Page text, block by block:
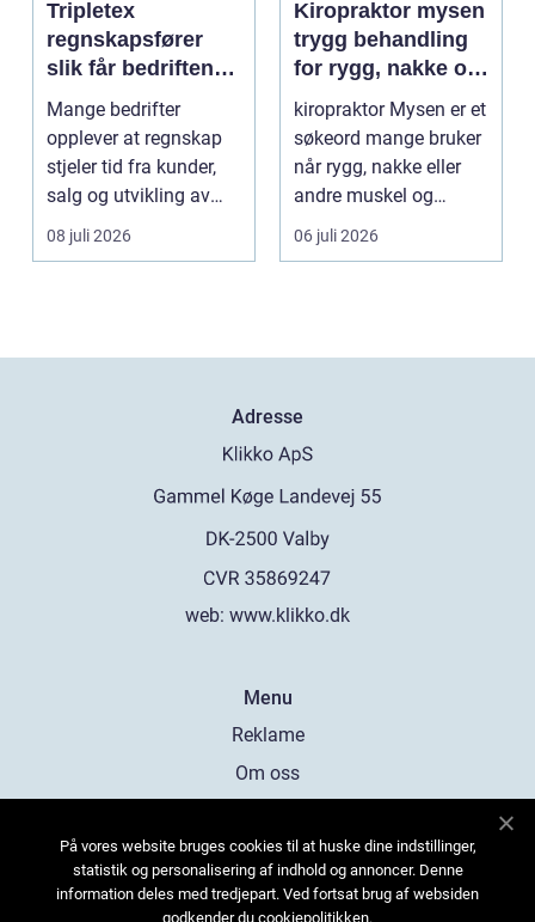
Tripletex
regnskapsfører
slik får bedriften
mer ut av
regnskapet
Mange bedrifter
opplever at regnskap
stjeler tid fra kunder,
salg og utvikling av
virksomheten. Samt...
08 juli 2026
Kiropraktor mysen
trygg behandling
for rygg, nakke og
ledd
kiropraktor Mysen er et
søkeord mange bruker
når rygg, nakke eller
andre muskel og
leddplager begynn...
06 juli 2026
Adresse
web: www.klikko.dk
Menu
Reklame
Om oss
Kontakt Oss
Sitemap
På vores website bruges cookies til at huske dine indstillinger,
statistik og personalisering af indhold og annoncer. Denne
information deles med tredjepart. Ved fortsat brug af websiden
godkender du cookiepolitikken.